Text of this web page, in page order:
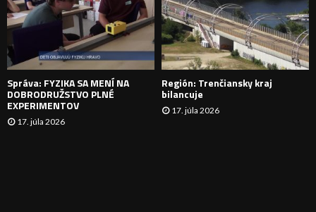
N
I
E
Správa: FYZIKA SA MENÍ NA
DOBRODRUŽSTVO PLNÉ
EXPERIMENTOV
17. júla 2026
Región: Trenčiansky kraj
bilancuje
17. júla 2026